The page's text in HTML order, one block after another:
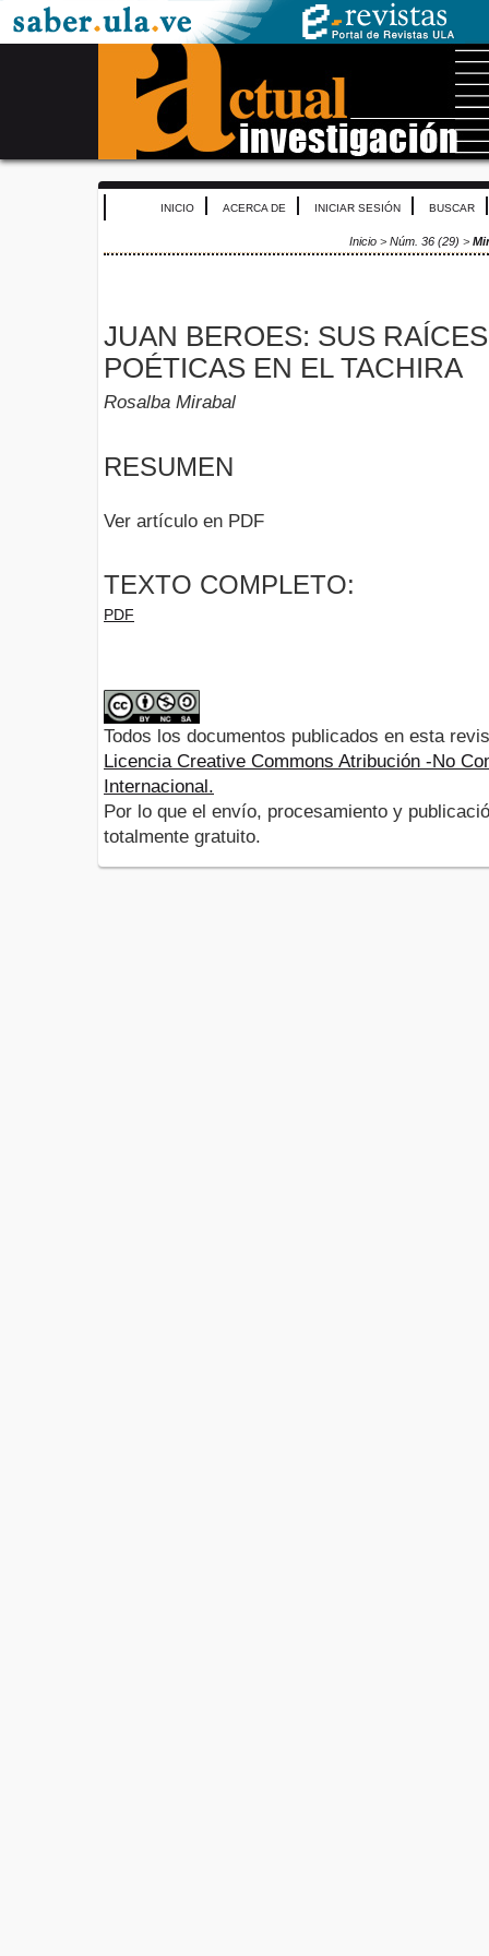
INICIO ACERCA DE INICIAR SESIÓN BUSCAR
Inicio> Núm. 36 (29) >
JUAN BEROES: SUS
POÉTICAS EN EL TACHIRA
Rosalba Mirabal
RESUMEN
Ver artículo en PDF
TEXTO COMPLETO:
PDF
Todos los documentos publicados en esta
Licencia Creative Commons Atribución -No
Internacional.
Por lo que el envío, procesamiento y
totalmente gratuito.